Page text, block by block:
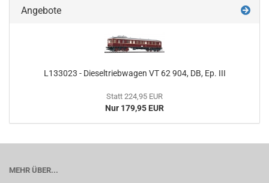
Angebote
L133023 - Dieseltriebwagen VT 62 904, DB, Ep. III
Statt 224,95 EUR
Nur 179,95 EUR
MEHR ÜBER...